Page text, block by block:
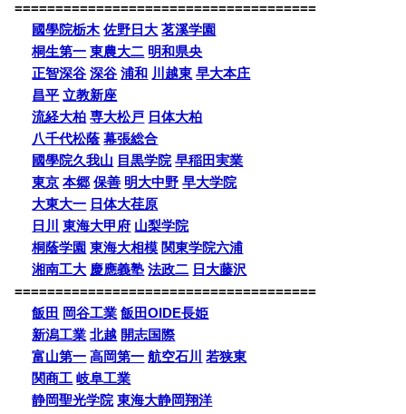
=====================================
國學院栃木 佐野日大 茗溪学園
桐生第一 東農大二 明和県央
正智深谷 深谷 浦和 川越東 早大本庄
昌平 立教新座
流経大柏 専大松戸 日体大柏
八千代松蔭 幕張総合
國學院久我山 目黒学院 早稲田実業
東京 本郷 保善 明大中野 早大学院
大東大一 日体大荏原
日川
東海大甲府 山梨学院
桐蔭学園 東海大相模 関東学院六浦
湘南工大 慶應義塾 法政二 日大藤沢
=====================================
飯田
岡谷工業 飯田OIDE長姫
新潟工業 北越 開志国際
富山第一 高岡第一 航空石川
若狭東
関商工 岐阜工業
静岡聖光学院 東海大静岡翔洋